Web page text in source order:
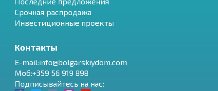
Срочная распродажа
Инвестиционные проекты
Контакты
E-mail:info@bolgarskiydom.com
Моб:+359 56 919 898
Подписывайтесь на нас: